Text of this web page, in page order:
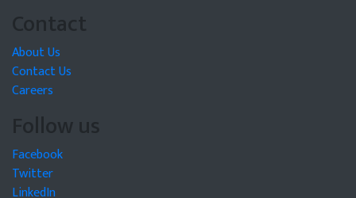
Contact
About Us
Contact Us
Careers
Follow us
Facebook
Twitter
LinkedIn